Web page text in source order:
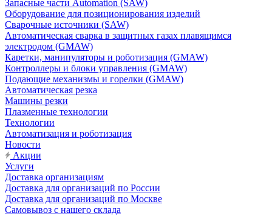
Запасные части Automation (SAW)
Оборудование для позиционирования изделий
Сварочные источники (SAW)
Автоматическая сварка в защитных газах плавящимся
электродом (GMAW)
Каретки, манипуляторы и роботизация (GMAW)
Контроллеры и блоки управления (GMAW)
Подающие механизмы и горелки (GMAW)
Автоматическая резка
Машины резки
Плазменные технологии
Технологии
Автоматизация и роботизация
Новости
Акции
Услуги
Доставка организациям
Доставка для организаций по России
Доставка для организаций по Москве
Самовывоз с нашего склада